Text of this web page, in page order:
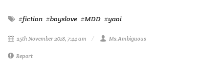
#fiction #boyslove #MDD #yaoi
25th November 2018, 7:44 am Ms.Ambiguous
Report